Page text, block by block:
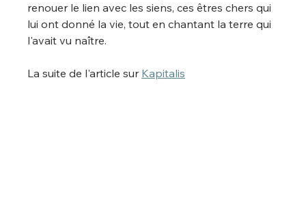
renouer le lien avec les siens, ces êtres chers qui
lui ont donné la vie, tout en chantant la terre qui
l'avait vu naître.
La suite de l'article sur Kapitalis